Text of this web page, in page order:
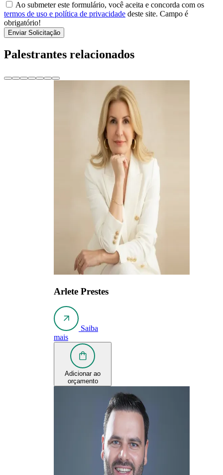
Ao submeter este formulário, você aceita e concorda com os
termos de uso e política de privacidade deste site. Campo é
obrigatório!
Enviar Solicitação
Palestrantes relacionados
Arlete Prestes
Saiba
mais
Adicionar ao
orçamento